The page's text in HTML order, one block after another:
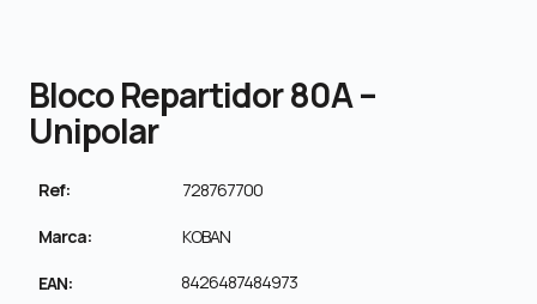
Bloco Repartidor 80A –
Unipolar
Ref: 728767700
Marca: KOBAN
EAN: 8426487484973